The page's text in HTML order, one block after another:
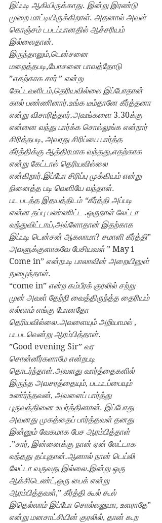
இப்படி ஆகியிருக்காது. இன்று இரண்டு
முறை மாட்டியிருக்கிறாள். அதனால் அவள்
கொஞ்சம் டபடப்பானதில் ஆச்சரியம்
இல்லைதான்.
இருந்தாலும்,டென்சனை
மறைத்தபடி,யோசனை பாவத்தோடு
”எதற்காக சார் ” என்று
கேட்டவளிடம்,தெரியவில்லை இப்போதான்
கால் பண்ணினார்.உங்க டீம்தானே கீர்த்தனா
என்று விசாரித்தார்.அவங்களை 3.30க்கு
என்னை வந்து பார்க்க சொல்லுங்க என்றார்
சிரித்தபடி, அவரது சிரிப்பை பார்த்த
கீர்த்திக்கு ஆத்திரமாக வந்தது,எதற்காக
என்று கேட்டால் தெரியவில்லை
என்கிறார்.இப்போ சிரிப்பு முக்கியம் என்று
நினைத்த படி வெளியே வந்தாள்.
பட படத்த இதயத்திடம் “கீர்த்தி அப்படி
என்ன தப்பு பண்ணிட்ட .ஒருநாள் லேட்டா
வந்துவிட்டாய்,அவ்ளோதான் இதற்காக
இப்படி டென்சன் ஆகலாமா? சமாளி கீர்த்தி”
அவளுக்குளாகவே பேசியவள் ” May i
Come in” என்றபடி பாலாவின் அறையினுள்
நுழைந்தாள்.
“come in” என்ற கம்பீரக் குரலில் சற்று
முன் அவள் தேற்றி வைத்திருந்த்த தைரியம்
எல்லாம் எங்கு போனதோ
தெரியவில்லை.அவளையும் அறியாமல் ,
படபடவென்று ஆரம்பித்தாள்.
”Good evening Sir” வர
சொன்னீர்களாமே என்றபடி
தொடர்ந்தாள்.அவளது வார்த்தைகளில்
இருந்த அவசரத்தையும், படபடப்பையும்
உண்ர்ந்தவன், அவளைப் பார்த்து
புருவத்தினை உயர்த்தினான். இப்போது
அவனது முகத்தைப் பார்த்தவள் தனது
இன்னும் வேகமாக பேச ஆரம்பித்தாள்
.”சார், இன்னைக்கு நான் ஏன் லேட்டாக‌
வந்தது தப்புதான்.ஆனால் நான் டெய்லி
லேட்டா வருவது இல்லை.இன்று ஒரு
ஆக்சிடெண்ட்,ஒரு பைக் என்று
ஆரம்பித்தவள்,” கீர்த்தி கூல் கூல்
இதெல்லாம் இப்போ சொல்லனுமா, உளராதே”
என்று மனசாட்சியின் குரலில், தான் கூற